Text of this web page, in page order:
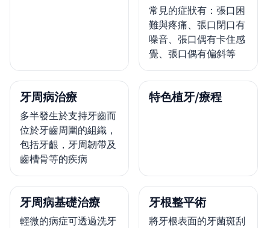
常見的症狀有：張口困
難與疼痛、張口閉口有
噪音、張口偶有卡住感
覺、張口偶有偏斜等
牙周病治療
多半發生於支持牙齒而
位於牙齒周圍的組織，
包括牙齦，牙周韌帶及
齒槽骨等的疾病
特色植牙/療程
牙周病基礎治療
輕微的病症可透過洗牙
牙根整平術
將牙根表面的牙菌斑刮